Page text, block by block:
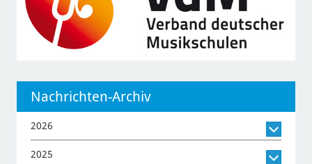
Nachrichten-Archiv
2026
2025